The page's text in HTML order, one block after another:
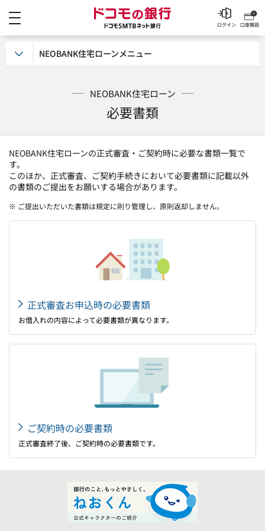
ドコモの銀行 ドコモ
口座開設
ログイン
NEOBANK住宅ローン
必要書類
NEOBANK住宅ローンの正式審査・ご契約時に必要な書類一覧で
す。
このほか、正式審査、ご契約手続きにおいて必要書類に記載以外
の書類のご提出をお願いする場合があります。
※ ご提出いただいた書類は規定に則り管理し、原則返却しません。
正式審査お申込時の必要書類
お借入れの内容によって必要書類が異なります。
ご契約時の必要書類
正式審査終了後、ご契約時の必要書類です。
NEOBANK住宅ローンメニュー